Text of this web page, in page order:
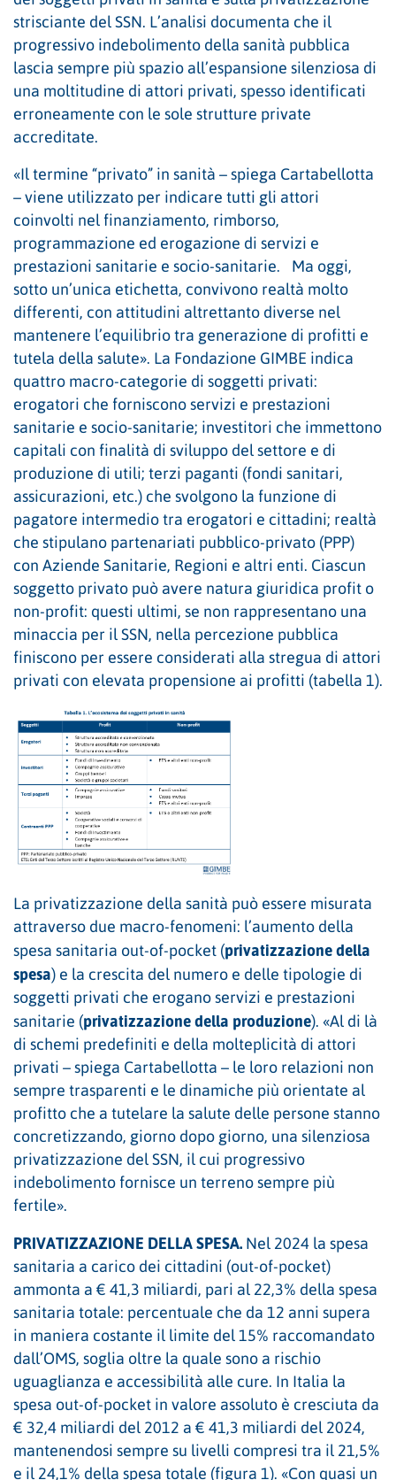
strisciante del SSN. L’analisi documenta che il
progressivo indebolimento della sanità pubblica
lascia sempre più spazio all’espansione silenziosa di
una moltitudine di attori privati, spesso identificati
erroneamente con le sole strutture private
accreditate.
«Il termine “privato” in sanità – spiega Cartabellotta
– viene utilizzato per indicare tutti gli attori
coinvolti nel finanziamento, rimborso,
programmazione ed erogazione di servizi e
prestazioni sanitarie e socio-sanitarie. Ma oggi,
sotto un’unica etichetta, convivono realtà molto
differenti, con attitudini altrettanto diverse nel
mantenere l’equilibrio tra generazione di profitti e
tutela della salute». La Fondazione GIMBE indica
quattro macro-categorie di soggetti privati:
erogatori che forniscono servizi e prestazioni
sanitarie e socio-sanitarie; investitori che immettono
capitali con finalità di sviluppo del settore e di
produzione di utili; terzi paganti (fondi sanitari,
assicurazioni, etc.) che svolgono la funzione di
pagatore intermedio tra erogatori e cittadini; realtà
che stipulano partenariati pubblico-privato (PPP)
con Aziende Sanitarie, Regioni e altri enti. Ciascun
soggetto privato può avere natura giuridica profit o
non-profit: questi ultimi, se non rappresentano una
minaccia per il SSN, nella percezione pubblica
finiscono per essere considerati alla stregua di attori
privati con elevata propensione ai profitti (tabella 1).
La privatizzazione della sanità può essere misurata
attraverso due macro-fenomeni: l’aumento della
spesa sanitaria out-of-pocket (privatizzazione della
spesa) e la crescita del numero e delle tipologie di
soggetti privati che erogano servizi e prestazioni
sanitarie (privatizzazione della produzione). «Al di là
di schemi predefiniti e della molteplicità di attori
privati – spiega Cartabellotta – le loro relazioni non
sempre trasparenti e le dinamiche più orientate al
profitto che a tutelare la salute delle persone stanno
concretizzando, giorno dopo giorno, una silenziosa
privatizzazione del SSN, il cui progressivo
indebolimento fornisce un terreno sempre più
fertile».
PRIVATIZZAZIONE DELLA SPESA. Nel 2024 la spesa
sanitaria a carico dei cittadini (out-of-pocket)
ammonta a € 41,3 miliardi, pari al 22,3% della spesa
sanitaria totale: percentuale che da 12 anni supera
in maniera costante il limite del 15% raccomandato
dall’OMS, soglia oltre la quale sono a rischio
uguaglianza e accessibilità alle cure. In Italia la
spesa out-of-pocket in valore assoluto è cresciuta da
€ 32,4 miliardi del 2012 a € 41,3 miliardi del 2024,
mantenendosi sempre su livelli compresi tra il 21,5%
e il 24,1% della spesa totale (figura 1). «Con quasi un